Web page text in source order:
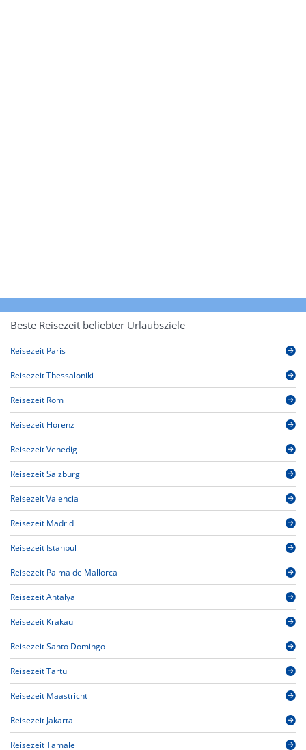
Beste Reisezeit beliebter Urlaubsziele
Reisezeit Paris
Reisezeit Thessaloniki
Reisezeit Rom
Reisezeit Florenz
Reisezeit Venedig
Reisezeit Salzburg
Reisezeit Valencia
Reisezeit Madrid
Reisezeit Istanbul
Reisezeit Palma de Mallorca
Reisezeit Antalya
Reisezeit Krakau
Reisezeit Santo Domingo
Reisezeit Tartu
Reisezeit Maastricht
Reisezeit Jakarta
Reisezeit Tamale